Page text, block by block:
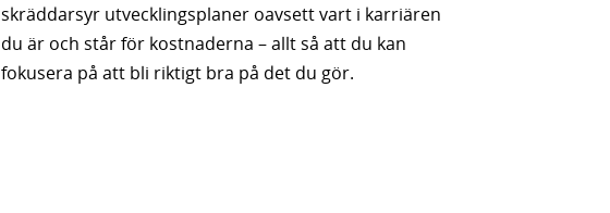
skräddarsyr utvecklingsplaner oavsett vart i karriären
du är och står för kostnaderna – allt så att du kan
fokusera på att bli riktigt bra på det du gör.